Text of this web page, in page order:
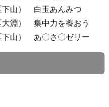
下山） 白玉あんみつ
大淵） 集中力を養おう
下山） あ〇さ〇ゼリー